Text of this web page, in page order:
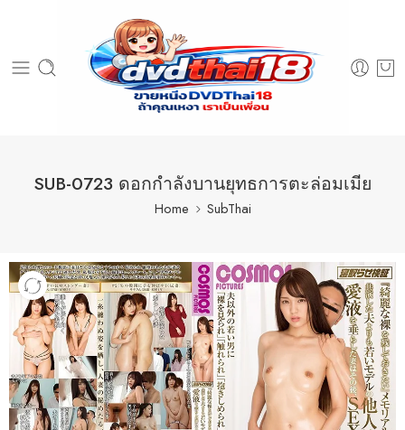
SUB-0723 ดอกกำลังบานยุทธการตะล่อมเมีย
Home SubThai